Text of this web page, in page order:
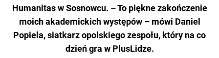
Humanitas w Sosnowcu. – To piękne zakończenie
moich akademickich występów – mówi Daniel
Popiela, siatkarz opolskiego zespołu, który na co
dzień gra w PlusLidze.